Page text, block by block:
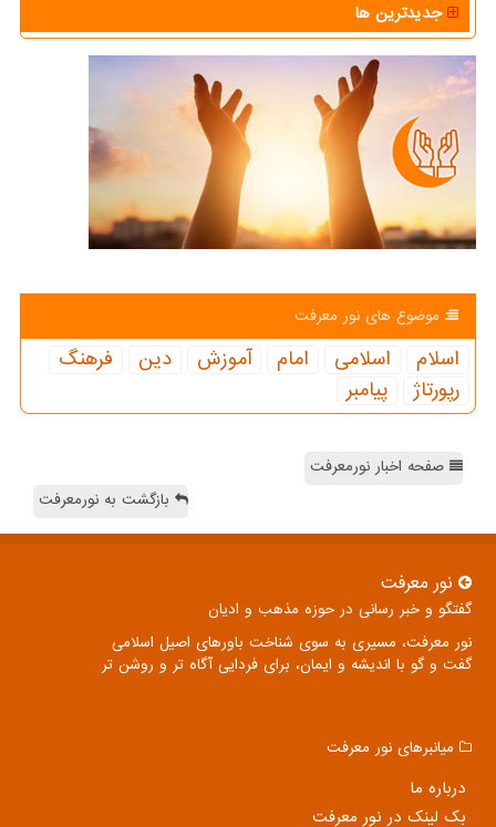
جدیدترین ها
موضوع های نور معرفت
اسلام اسلامی امام آموزش دین
فرهنگ
رپورتاژ
پیامبر
صفحه اخبار نورمعرفت
بازگشت به نورمعرفت
نور معرفت
گفتگو و خبر رسانی در حوزه مذهب و ادیان
نور معرفت، مسیری به سوی شناخت باورهای اصیل اسلامی
گفت و گو با اندیشه و ایمان، برای فردایی آگاه تر و روشن تر
میانبرهای نور معرفت
درباره ما
بک لینک در نور معرفت